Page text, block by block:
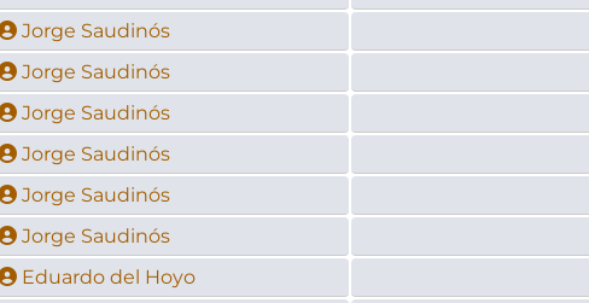
Jorge Saudinós
Jorge Saudinós
Jorge Saudinós
Jorge Saudinós
Jorge Saudinós
Jorge Saudinós
Eduardo del Hoyo